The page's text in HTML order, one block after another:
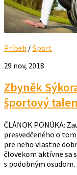
Príbeh /Šport
29 nov, 2018
Zbyněk
športový
ČLÁNOK PONÚKA:
presvedčeného o
pre neho vlastne
človekom aktívne sa
s podobným osudom.